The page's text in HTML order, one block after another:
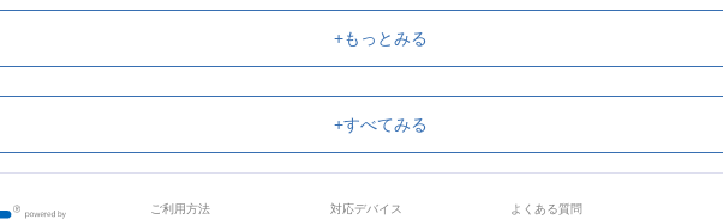
+もっとみる
+すべてみる
ご利用方法 対応デバイス よくある質問